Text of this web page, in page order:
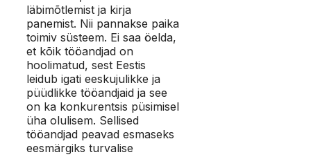
läbimõtlemist ja kirja
panemist. Nii pannakse paika
toimiv süsteem. Ei saa öelda,
et kõik tööandjad on
hoolimatud, sest Eestis
leidub igati eeskujulikke ja
püüdlikke tööandjaid ja see
on ka konkurentsis püsimisel
üha olulisem. Sellised
tööandjad peavad esmaseks
eesmärgiks turvalise